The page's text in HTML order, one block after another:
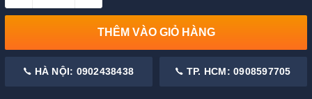
THÊM VÀO GIỎ HÀNG
HÀ NỘI: 0902438438 TP. HCM: 0908597705